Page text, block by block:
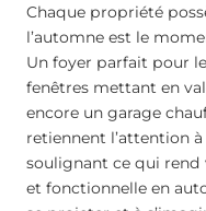
Chaque propriété
l’automne est le
Un foyer parfait pour
fenêtres mettant en
encore un garage
retiennent l’attention
soulignant ce qui
et fonctionnelle en